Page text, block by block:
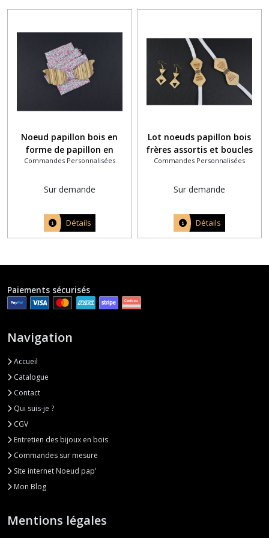
Noeud papillon bois en
forme de papillon en
zébrano et tissu liberty
Commandes Personnalisées
Sur demande
Détails
Lot noeuds papillon bois
frères assortis et boucles
d'oreille maman
Commandes Personnalisées
Sur demande
Détails
Paiements sécurisés
Navigation
Accueil
Catalogue
Contact
Qui suis-je ?
CGV
Entretien des bijoux en bois
Commandes sur mesure
Site internet Noeud pap'
Mon Blog
Mentions légales